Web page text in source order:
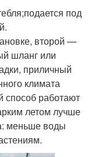
под
второй —
шланг или
приличный
климата
способ работают
летом лучше
меньше воды